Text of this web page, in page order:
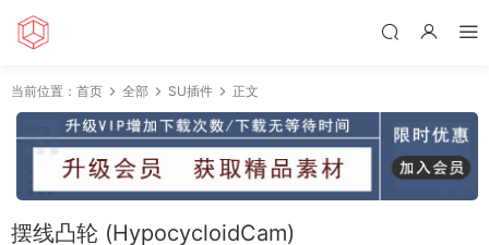
当前位置： 首页 全部 SU插件 正文
摆线凸轮 (HypocycloidCam)